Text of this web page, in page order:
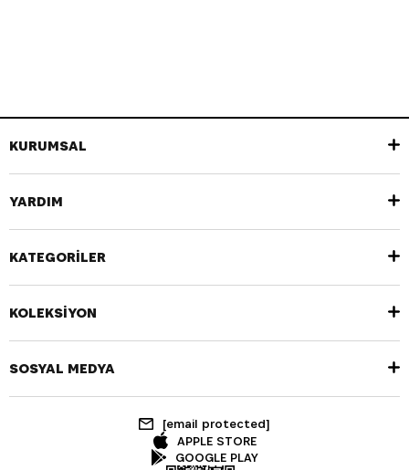
KURUMSAL
YARDIM
KATEGORİLER
KOLEKSİYON
SOSYAL MEDYA
[email protected]
APPLE STORE
GOOGLE PLAY